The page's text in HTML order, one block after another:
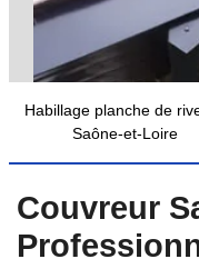
Habillage planche de
Saône-et-Loire
Couvreur